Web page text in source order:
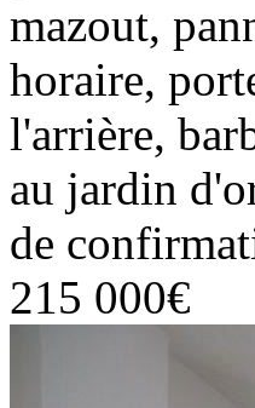
mazout,
horaire,
l'arrière,
au jardin
de
215 000€